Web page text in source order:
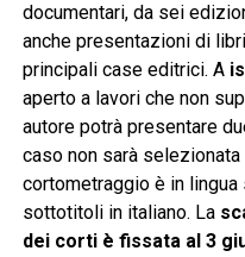
documentari, da sei
anche presentazioni di
principali case editrici. A
aperto a lavori che non
autore potrà presentare
caso non sarà selezionata
cortometraggio è in
sottotitoli in italiano. La
dei corti è fissata al 3